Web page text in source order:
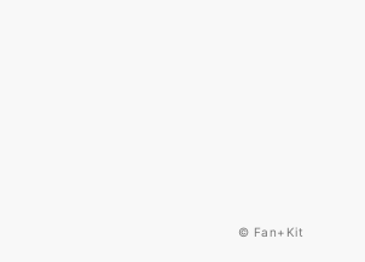
© Fan+Kit